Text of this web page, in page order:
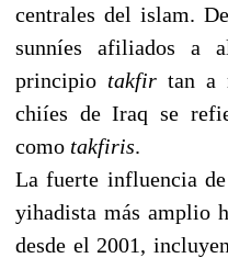
centrales del islam.
sunníes afiliados a
principio takfir tan a
chiíes de Iraq se
como takfiris.
La fuerte influencia
yihadista más amplio
desde el 2001,